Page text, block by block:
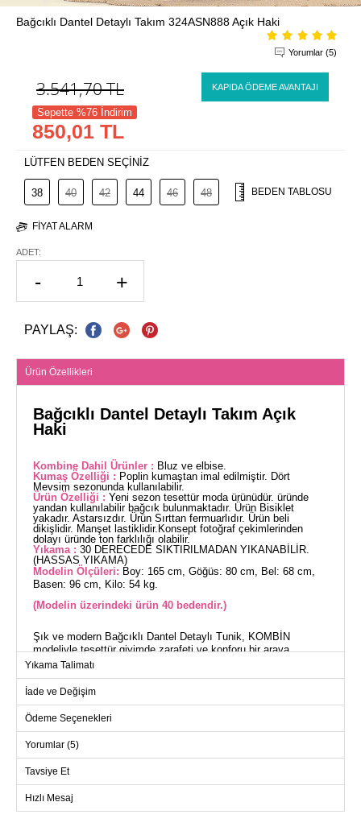
Bağcıklı Dantel Detaylı Takım 324ASN888 Açık Haki
Yorumlar (5)
3.541,70TL KAPIDA ÖDEME AVANTAJI
Sepette %76 İndirim
850,01 TL
LÜTFEN BEDEN SEÇİNİZ
38 40 42 44 46 48 BEDEN TABLOSU
FIYAT ALARM
ADET:
- +
PAYLAŞ:
Ürün Özellikleri
Bağcıklı Dantel Detaylı Takım Açık
Haki
Kombine Dahil Ürünler : Bluz ve elbise.
Kumaş Özelliği : Poplin kumaştan imal edilmiştir. Dört
Mevsim sezonunda kullanılabilir.
Ürün Özelliği : Yeni sezon tesettür moda ürünüdür. üründe
yandan kullanılabilir bağcık bulunmaktadır. Ürün Bisiklet
yakadır. Astarsızdır. Ürün Sırttan fermuarlıdır. Ürün beli
dikişlidir. Manşet lastiklidir.Konsept fotoğraf çekimlerinden
dolayı üründe ton farklılığı olabilir.
Yıkama : 30 DERECEDE SIKTIRILMADAN YIKANABİLİR.
(HASSAS YIKAMA)
Modelin Ölçüleri: Boy: 165 cm, Göğüs: 80 cm, Bel: 68 cm,
Basen: 96 cm, Kilo: 54 kg.
(Modelin üzerindeki ürün 40 bedendir.)
Şık ve modern Bağcıklı Dantel Detaylı Tunik, KOMBİN
modeliyle tesettür giyimde zarafeti ve konforu bir araya
getiriyor. Dört mevsim rahatça kullanabileceğiniz bu ürün, beli
dikişli tasarımı ile vücut hatlarınıza mükemmel şekilde uyum
sağlar. Hem bluz olarak hem de elbise olarak kullanabileceğiniz
çok yönlü bir tasarıma sahip.
BLUZ BEDEN ÖLÇÜLERİ
38
98
50
Yıkama Talimatı
İade ve Değişim
Ödeme Seçenekleri
Yorumlar (5)
Tavsiye Et
Hızlı Mesaj